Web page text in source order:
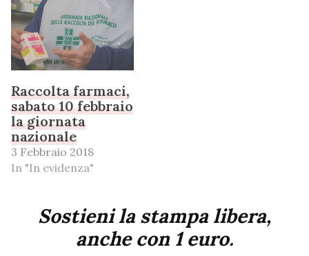
Raccolta farmaci,
sabato 10 febbraio
la giornata
nazionale
3 Febbraio 2018
In "In evidenza"
Sostieni la stampa libera,
anche con 1 euro.